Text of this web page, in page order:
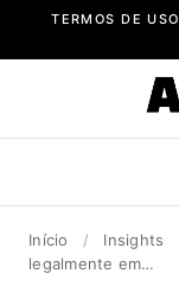
TERMOS DE USO
Início / Insights
legalmente em…